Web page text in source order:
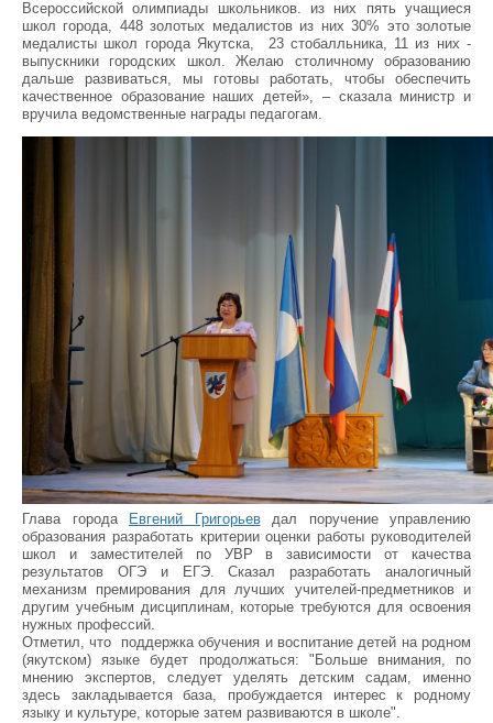
Всероссийской олимпиады школьников. из них пять учащиеся
школ города, 448 золотых медалистов из них 30% это золотые
медалисты школ города Якутска, 23 стобалльника, 11 из них -
выпускники городских школ. Желаю столичному образованию
дальше развиваться, мы готовы работать, чтобы обеспечить
качественное образование наших детей», – сказала министр и
вручила ведомственные награды педагогам.
Глава города Евгений Григорьевдал поручение управлению
образования разработать критерии оценки работы руководителей
школ и заместителей по УВР в зависимости от качества
результатов ОГЭ и ЕГЭ. Сказал разработать аналогичный
механизм премирования для лучших учителей-предметников и
другим учебным дисциплинам, которые требуются для освоения
нужных профессий.
Отметил, что поддержка обучения и воспитание детей на родном
(якутском) языке будет продолжаться: "Больше внимания, по
мнению экспертов, следует уделять детским садам, именно
здесь закладывается база, пробуждается интерес к родному
языку и культуре, которые затем развиваются в школе".